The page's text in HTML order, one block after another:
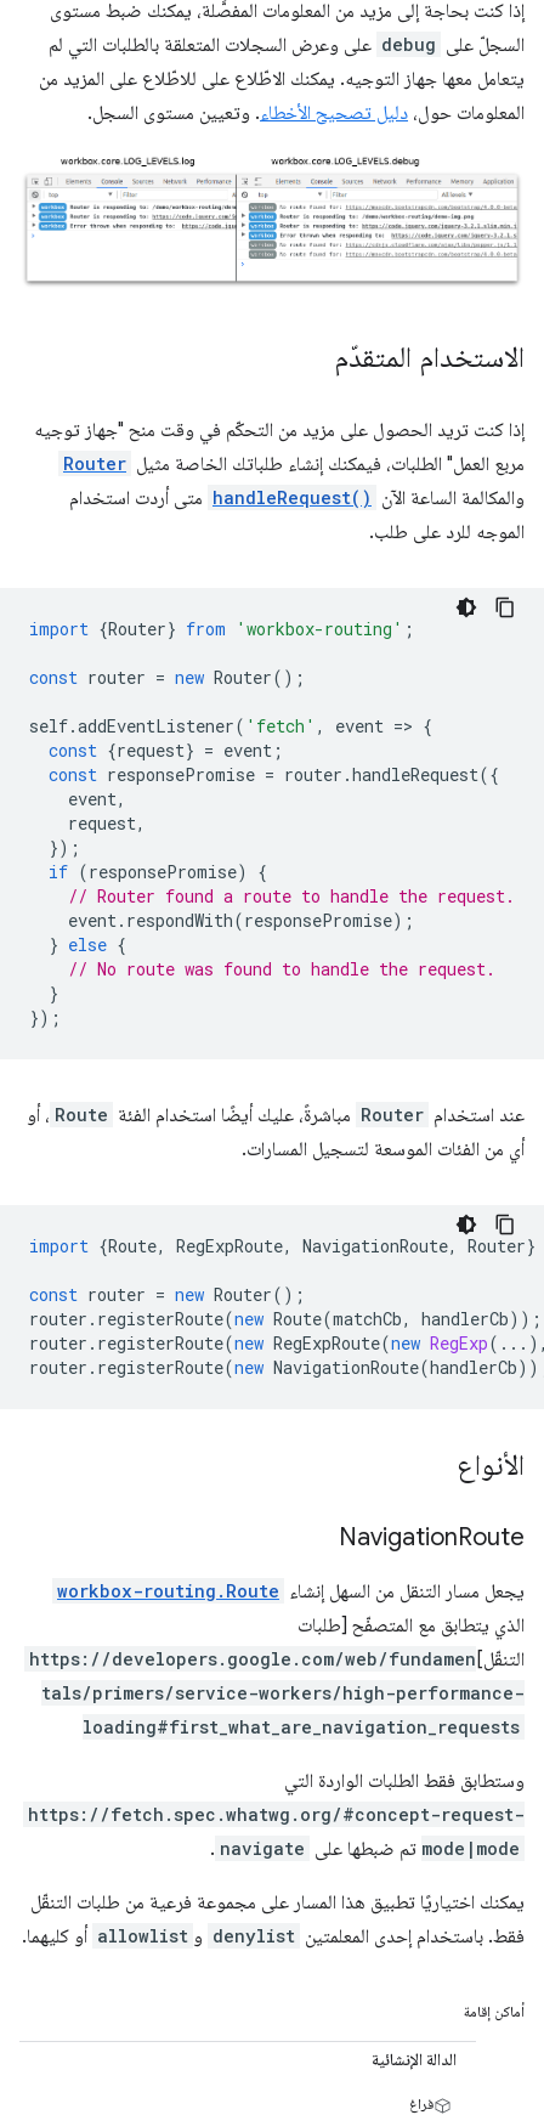
إذا كنت بحاجة إلى مزيد من المعلومات المفصَّلة، يمكنك ضبط مستوى
السجلّ على debug على وعرض السجلات المتعلقة بالطلبات التي لم
يتعامل معها جهاز التوجيه. يمكنك الاطّلاع على للاطّلاع على المزيد من
المعلومات حول، دليل تصحيح الأخطاء. وتعيين مستوى السجل.
الاستخدام المتقدّم
إذا كنت تريد الحصول على مزيد من التحكّم في وقت منح "جهاز توجيه
مربع العمل" الطلبات، فيمكنك إنشاء طلباتك الخاصة مثيل Router
والمكالمة الساعة الآن handleRequest() متى أردت استخدام
الموجه للرد على طلب.
import {Router} from 'workbox-routing' ;
const router = new Router();
self.addEventListener( 'fetch' , event => {
const {request} = event ;
const responsePromise = router .handleRequest({
event,
request,
});
if (responsePromise)
{
// Router found a route to handle the request.
event. respondWith(responsePromise);
} else {
// No route was found to handle the request.
}
});
عند استخدام Router مباشرةً، عليك أيضًا استخدام الفئة Route ، أو
أي من الفئات الموسعة لتسجيل المسارات.
import {Route, RegExpRoute, NavigationRoute, Router}
const router = new Router();
router . registerRoute(new Route(matchCb, handlerCb));
router . registerRoute(new RegExpRoute(new RegExp
router . registerRoute(new NavigationRoute(handlerCb
الأنواع
NavigationRoute
يجعل مسار التنقل من السهل إنشاء workbox-routing.Route
الذي يتطابق مع المتصفّح [طلبات
التنقّل] https://developers.google.com/web/fundamen
tals/primers/service-workers/high-performance-
loading#first_what_are_navigation_requests
وستطابق فقط الطلبات الواردة التي
https://fetch.spec.whatwg.org/#concept-request-
mode|mode تم ضبطها على navigate
.
يمكنك اختياريًا تطبيق هذا المسار على مجموعة فرعية من طلبات التنقّل
فقط. باستخدام إحدى المعلمتين denylist و allowlist أو كليهما.
أماكن إقامة
الدالة الإنشائية
فراغ